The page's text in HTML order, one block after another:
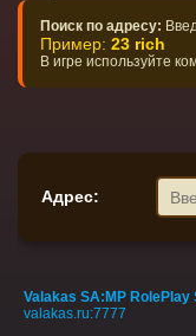
Поиск по адресу:
Пример: 23 rich
В игре используйте
Адрес:
Valakas SA:MP RolePlay
valakas.ru:7777